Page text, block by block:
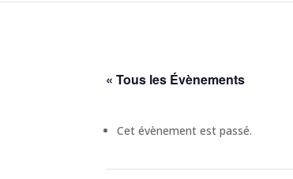
« Tous les Évènements
Cet évènement est passé.